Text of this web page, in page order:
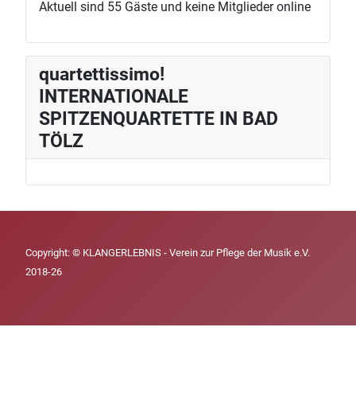
Aktuell sind 55 Gäste und keine Mitglieder online
quartettissimo!
INTERNATIONALE
SPITZENQUARTETTE IN BAD
TÖLZ
Copyright: © KLANGERLEBNIS - Verein zur Pflege der Musik e.V.
2018-26